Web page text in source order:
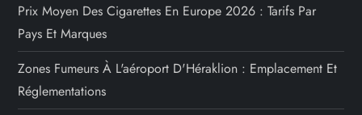
Prix Moyen Des Cigarettes En Europe 2026 : Tarifs Par
Pays Et Marques
Zones Fumeurs À L'aéroport D'Héraklion : Emplacement Et
Réglementations